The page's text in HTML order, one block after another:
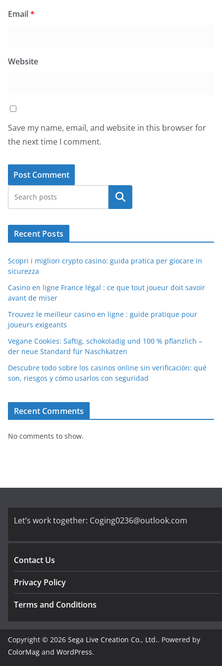
Email*
Website
Save my name, email, and website in this browser for
the next time I comment.
Search
Recent Posts
Scopri i migliori crypto casino: guida pratica per giocare in
sicurezza
Casino en ligne France légal : ce que tout joueur doit savoir
avant de miser
Trouvez le meilleur casino en ligne : guide pratique pour
joueurs exigeants
Vegane Cookies: Saftig, schokoladig und 100 % pflanzlich –
der neue Standard für Naschkatzen
Descubre todo sobre los casinos online sin verificación: qué
son, riesgos y cómo usarlos con seguridad
Recent Comments
No comments to show.
Let’s work together: Coging0236@outlook.com
Contact Us
Privacy Policy
Terms and Conditions
Copyright © 2026 Sega Live Creation Co., Ltd.. Powered by
ColorMag and WordPress.